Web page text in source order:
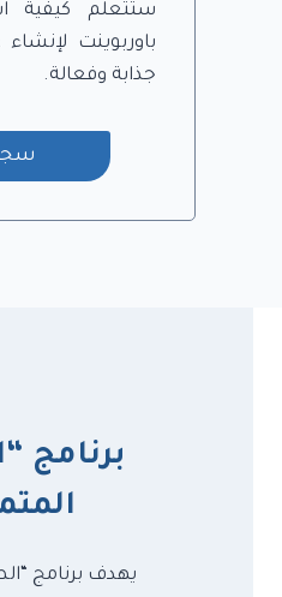
ستتعلم كيفية
باوربوينت
جذابة وفعالة.
برنامج
يهدف برنامج